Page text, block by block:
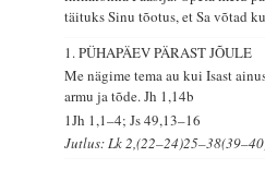
täituks Sinu tõotus, et Sa võtad
1. PÜHAPÄEV PÄRAST JÕULE
Me nägime tema au kui Isast
armu ja tõde.Jh 1,14b
1Jh 1,1–4; Js 49,13–16
Jutlus: Lk